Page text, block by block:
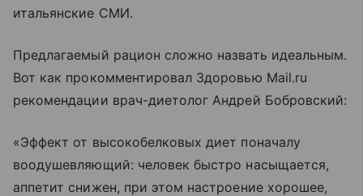
итальянские СМИ.
Предлагаемый рацион сложно назвать идеальным.
Вот как прокомментировал Здоровью Mail.ru
рекомендации врач-диетолог Андрей Бобровский:
«Эффект от высокобелковых диет поначалу
воодушевляющий: человек быстро насыщается,
аппетит снижен, при этом настроение хорошее,